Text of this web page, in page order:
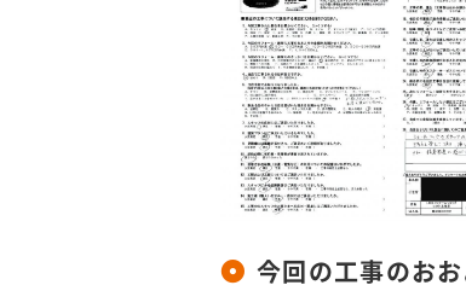
今回の工事のお